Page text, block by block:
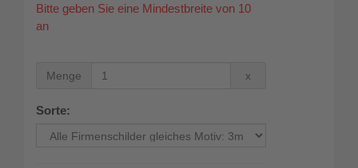
Bitte geben Sie eine Mindestbreite von 10
an
Menge
Menge x
Sorte: